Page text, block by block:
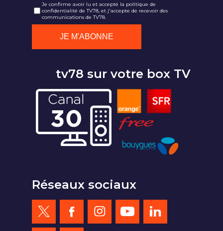
Je confirme avoir lu et accepté la politique de
confidentialité de TV78, et j'accepte de recevoir des
communications de TV78.
tv78 sur votre box TV
Réseaux sociaux